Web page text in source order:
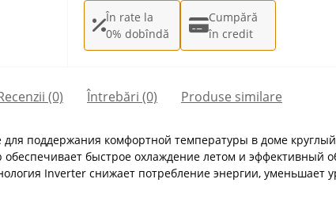
În rate la
0% dobîndă
Cumpără
în credit
(0) Întrebări (0) Produse similare
поддержания комфортной температуры в доме круглый
быстрое охлаждение летом и эффективный
Inverter снижает потребление энергии, уменьшает